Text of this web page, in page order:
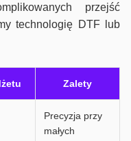
przejść
technologię DTF lub
Zalety
Precyzja przy
małych